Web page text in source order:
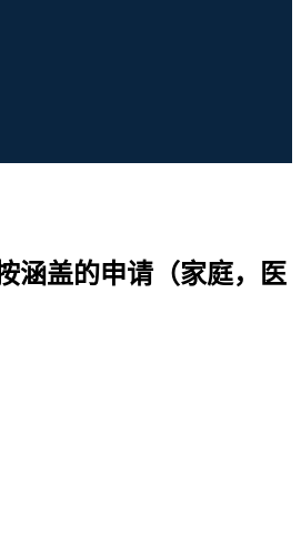
涵盖的申请（家庭，医